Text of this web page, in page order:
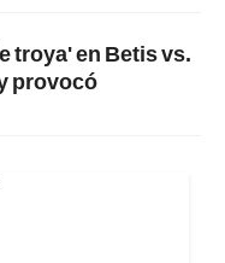
troya' en Betis vs.
provocó